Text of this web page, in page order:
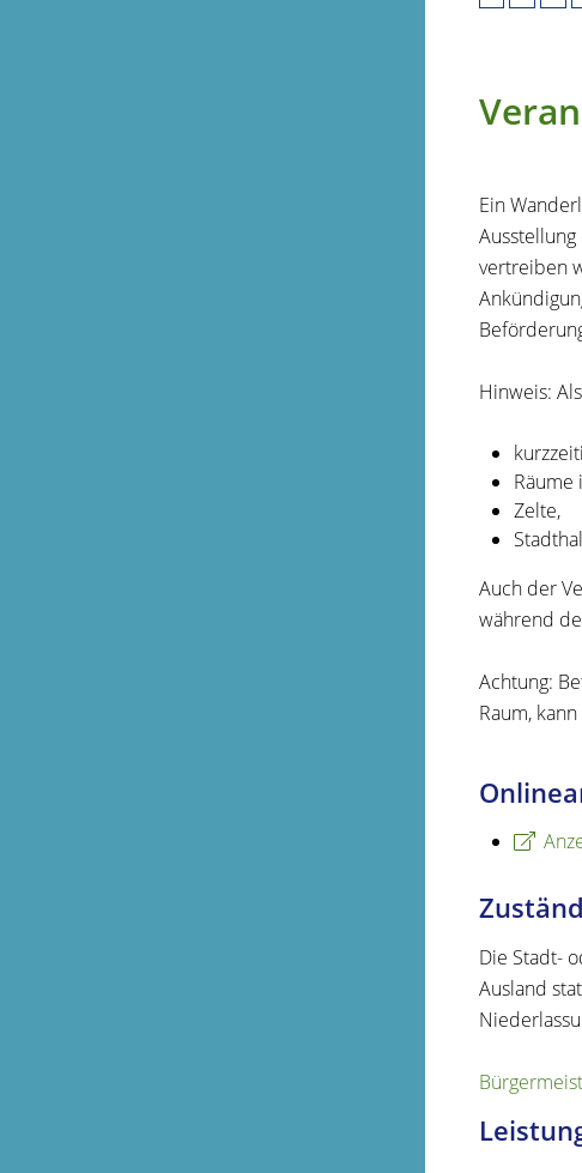
Ein
vertreiben
Hinweis:
Räume
Zelte,
Auch der
während
Achtung:
Raum,
Die Stadt-
Ausland